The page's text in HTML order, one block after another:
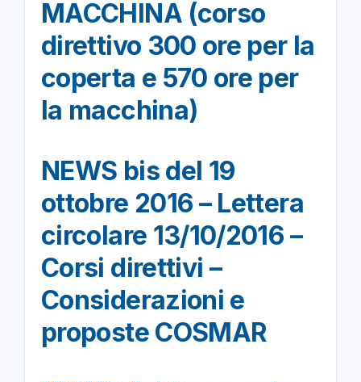
MACCHINA (corso
direttivo 300 ore per la
coperta e 570 ore per
la macchina)
NEWS bis del 19
ottobre 2016 – Lettera
circolare 13/10/2016 –
Corsi direttivi –
Considerazioni e
proposte COSMAR